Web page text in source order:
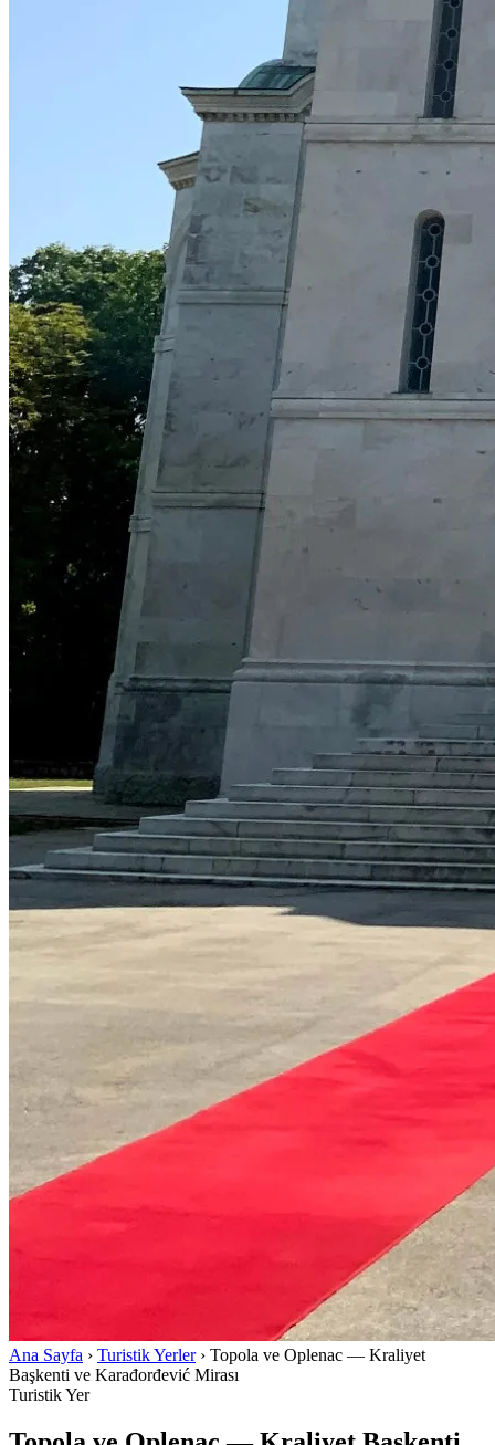
Ana Sayfa › Turistik Yerler › Topola ve Oplenac — Kraliyet
Başkenti ve Karađorđević Mirası
Turistik Yer